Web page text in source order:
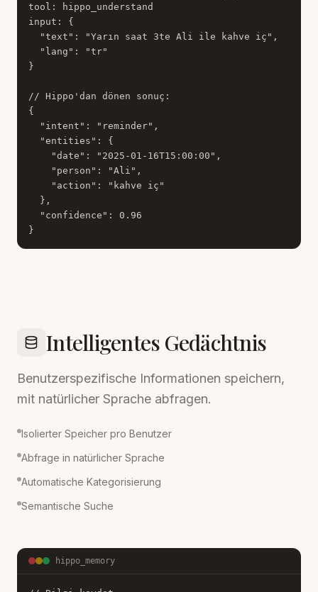
tool: hippo_understand
input: {
  "text": "Yarın saat 3te Ali ile kahve iç",
  "lang": "tr"
}
// Hippo'dan dönen sonuç:
{
  "intent": "reminder",
  "entities": {
    "date": "2025-01-16T15:00:00",
    "person": "Ali",
    "action": "kahve iç"
  },
  "confidence": 0.96
}
Intelligentes Gedächtnis
Benutzerspezifische Informationen speichern,
mit natürlicher Sprache abfragen.
Isolierter Speicher pro Benutzer
Abfrage in natürlicher Sprache
Automatische Kategorisierung
Semantische Suche
hippo_memory